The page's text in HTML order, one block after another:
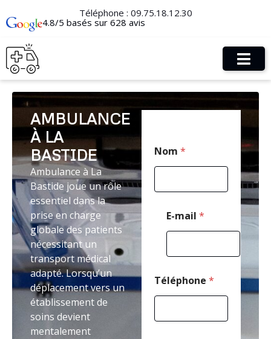
Téléphone : 09.75.18.12.30
4.8/5 basés sur 628 avis
AMBULANCE
À LA
BASTIDE
Ambulance à La
Bastide joue un rôle
essentiel dans la
prise en charge
globale des patients
nécessitant un
transport médical
adapté. Lorsqu’un
déplacement vers un
établissement de
soins devient
mentalement
Nom *
E-mail *
E
-
a
i
l
a
l
Téléphone *